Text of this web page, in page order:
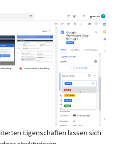
Eigenschaften lassen sich